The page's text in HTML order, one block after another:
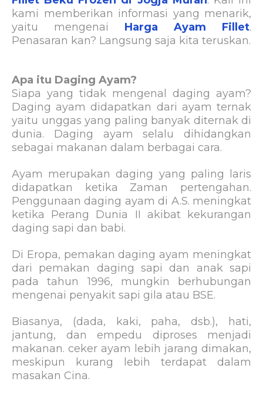
kami memberikan informasi yang menarik,
yaitu mengenai Harga Ayam Fillet.
Penasaran kan? Langsung saja kita teruskan.
Apa itu Daging Ayam?
Siapa yang tidak mengenal daging ayam?
Daging ayam didapatkan dari ayam ternak
yaitu unggas yang paling banyak diternak di
dunia. Daging ayam selalu dihidangkan
sebagai makanan dalam berbagai cara.
Ayam merupakan daging yang paling laris
didapatkan ketika Zaman pertengahan.
Penggunaan daging ayam di A.S. meningkat
ketika Perang Dunia II akibat kekurangan
daging sapi dan babi.
Di Eropa, pemakan daging ayam meningkat
dari pemakan daging sapi dan anak sapi
pada tahun 1996, mungkin berhubungan
mengenai penyakit sapi gila atau BSE.
Biasanya, (dada, kaki, paha, dsb.), hati,
jantung, dan empedu diproses menjadi
makanan. ceker ayam lebih jarang dimakan,
meskipun kurang lebih terdapat dalam
masakan Cina.